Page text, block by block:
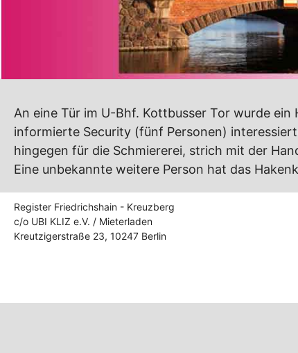
An eine Tür im U-Bhf. Kottbusser Tor wurde
informierte Security (fünf Personen)
hingegen für die Schmiererei, strich mit der
Eine unbekannte weitere Person hat das
Register Friedrichshain - Kreuzberg
c/o UBI KLIZ e.V. / Mieterladen
Kreutzigerstraße 23, 10247 Berlin